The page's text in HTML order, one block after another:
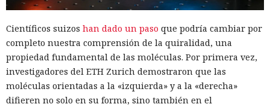
Científicos suizos han dado un paso que podría cambiar por
completo nuestra comprensión de la quiralidad, una
propiedad fundamental de las moléculas. Por primera vez,
investigadores del ETH Zurich demostraron que las
moléculas orientadas a la «izquierda» y a la «derecha»
difieren no solo en su forma, sino también en el